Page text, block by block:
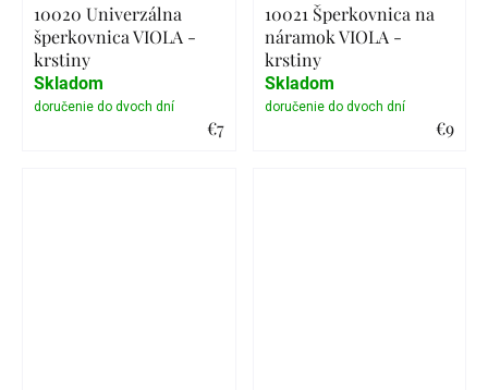
10020 Univerzálna
šperkovnica VIOLA -
krstiny
€7
Skladom
10021 Šperkovnica na
náramok VIOLA -
krstiny
€9
Skladom